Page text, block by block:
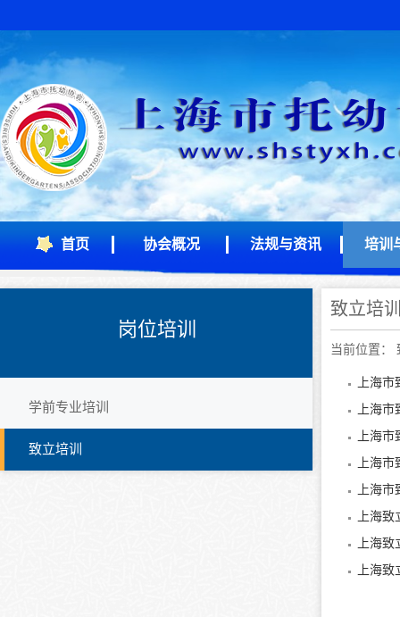
首页 协会概况 法规与资讯 培训
岗位培训
学前专业培训
致立培训
致立培
当前位置：
上海
上海
上海
上海
上海
上海
上海
上海